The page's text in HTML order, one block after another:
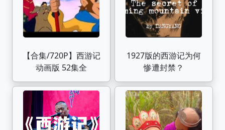
【合集/720P】西游记
动画版 52集全
1927版的西游记为何
惨遭封禁？